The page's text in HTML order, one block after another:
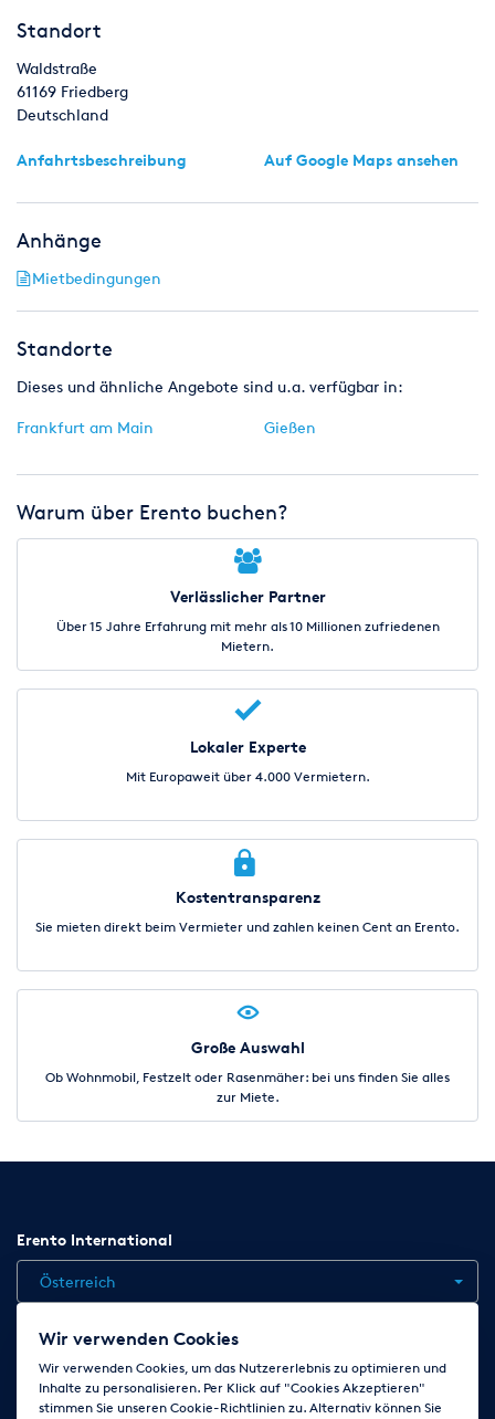
Standort
Waldstraße
61169 Friedberg
Deutschland
Anfahrtsbeschreibung Auf Google Maps ansehen
Anhänge
Mietbedingungen
Standorte
Dieses und ähnliche Angebote sind u.a. verfügbar in:
Frankfurt am Main Gießen
Warum über Erento buchen?
Verlässlicher Partner
Über 15 Jahre Erfahrung mit mehr als 10 Millionen zufriedenen
Mietern.
Lokaler Experte
Mit Europaweit über 4.000 Vermietern.
Kostentransparenz
Sie mieten direkt beim Vermieter und zahlen keinen Cent an Erento.
Große Auswahl
Ob Wohnmobil, Festzelt oder Rasenmäher: bei uns finden Sie alles
zur Miete.
Erento International
Österreich
AGB
Impressum Cookie-Einstellungen ändern
Wir verwenden Cookies
Wir verwenden Cookies, um das Nutzererlebnis zu optimieren und
Inhalte zu personalisieren. Per Klick auf "Cookies Akzeptieren"
stimmen Sie unseren Cookie-Richtlinien zu. Alternativ können Sie